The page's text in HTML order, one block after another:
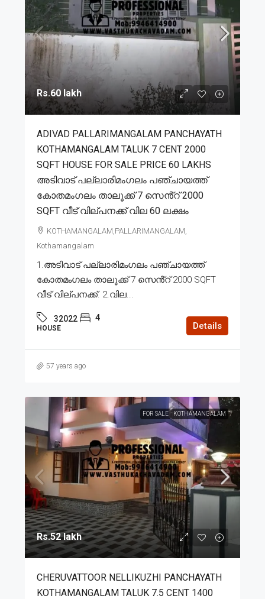
Rs.60 lakh
ADIVAD PALLARIMANGALAM PANCHAYATH
KOTHAMANGALAM TALUK 7 CENT 2000
SQFT HOUSE FOR SALE PRICE 60 LAKHS
അടിവാട് പല്ലാരിമംഗലം പഞ്ചായത്ത്
കോതമംഗലം താലൂക്ക് 7 സെൻ്റ് 2000
SQFT വീട് വില്പനക്ക് വില 60 ലക്ഷം
KOTHAMANGALAM,PALLARIMANGALAM,
Kothamangalam
1.അടിവാട് പല്ലാരിമംഗലം പഞ്ചായത്ത്
കോതമംഗലം താലൂക്ക് 7 സെൻ്റ് 2000 SQFT
വീട് വില്പനക്ക്. 2.വില...
32022 4
HOUSE Details
57 years ago
FOR SALE KOTHAMANGALAM
Rs.52 lakh
CHERUVATTOOR NELLIKUZHI PANCHAYATH
KOTHAMANGALAM TALUK 7.5 CENT 1400